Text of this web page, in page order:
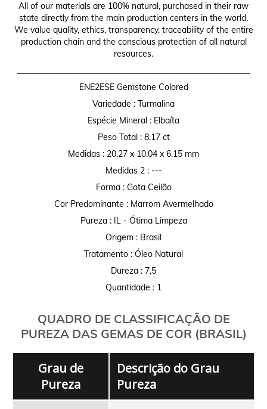
All of our materials are 100% natural, purchased in their raw
state directly from the main production centers in the world.
We value quality, ethics, transparency, traceability of the entire
production chain and the conscious protection of all natural
resources.
ENE2ESE Gemstone Colored
Variedade : Turmalina
Espécie Mineral : Elbaíta
Peso Total : 8.17 ct
Medidas : 20.27 x 10.04 x 6.15 mm
Medidas 2 : ---
Forma : Gota Ceilão
Cor Predominante : Marrom Avermelhado
Pureza : IL - Ótima Limpeza
Origem : Brasil
Tratamento : Óleo Natural
Dureza : 7,5
Quantidade : 1
QUADRO DE CLASSIFICAÇÃO DE
PUREZA DAS GEMAS DE COR (BRASIL)
Grau de
Pureza
Descrição do Grau
Pureza